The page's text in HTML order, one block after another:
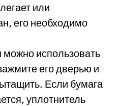
или
его необходимо
использовать
его дверью и
Если бумага
уплотнитель